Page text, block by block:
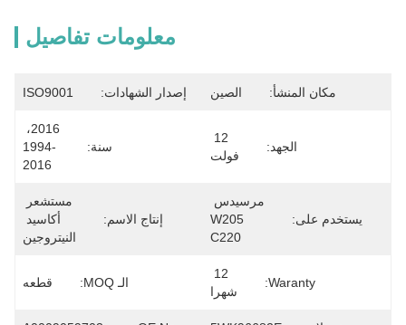
معلومات تفاصيل
مكان المنشأ: الصين إصدار الشهادات: ISO9001
الجهد:
فولت
سنة:
1994-
2016
يستخدم على:
W205
C220
إنتاج الاسم:
النيتروجين
Waranty:
شهرا
الـ MOQ: قطعه